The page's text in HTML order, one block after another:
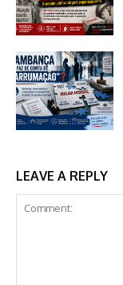
LEAVE A REPLY